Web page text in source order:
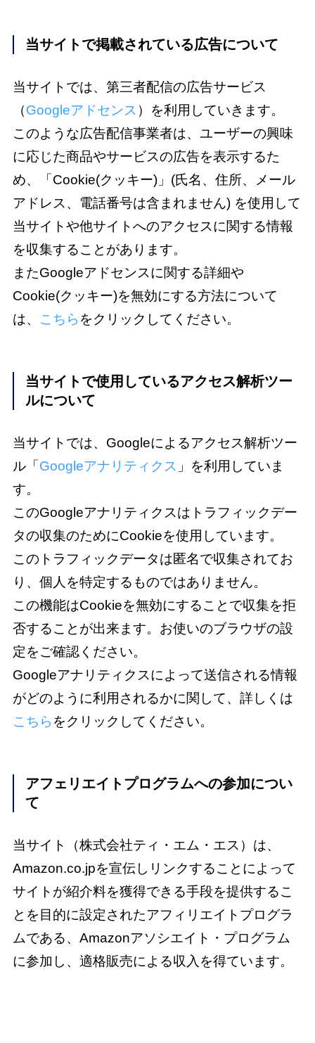
当サイトで掲載されている広告について
当サイトでは、第三者配信の広告サービス
（Googleアドセンス ）を利用していきます。
このような広告配信事業者は、ユーザーの興味
に応じた商品やサービスの広告を表示するた
め、「Cookie(クッキー)」(氏名、住所、メール
アドレス、電話番号は含まれません) を使用して
当サイトや他サイトへのアクセスに関する情報
を収集することがあります。
またGoogleアドセンスに関する詳細や
Cookie(クッキー)を無効にする方法について
は、 こちら をクリックしてください。
当サイトで使用しているアクセス解析ツー
ルについて
当サイトでは、Googleによるアクセス解析ツー
ル「 Googleアナリティクス 」を利用していま
す。
このGoogleアナリティクスはトラフィックデー
タの収集のためにCookieを使用しています。
このトラフィックデータは匿名で収集されてお
り、個人を特定するものではありません。
この機能はCookieを無効にすることで収集を拒
否することが出来ます。お使いのブラウザの設
定をご確認ください。
Googleアナリティクスによって送信される情報
がどのように利用されるかに関して、詳しくは
こちら をクリックしてください。
アフェリエイトプログラムへの参加につい
て
当サイト（株式会社ティ・エム・エス）は、
Amazon.co.jpを宣伝しリンクすることによって
サイトが紹介料を獲得できる手段を提供するこ
とを目的に設定されたアフィリエイトプログラ
ムである、Amazonアソシエイト・プログラム
に参加し、適格販売による収入を得ています。